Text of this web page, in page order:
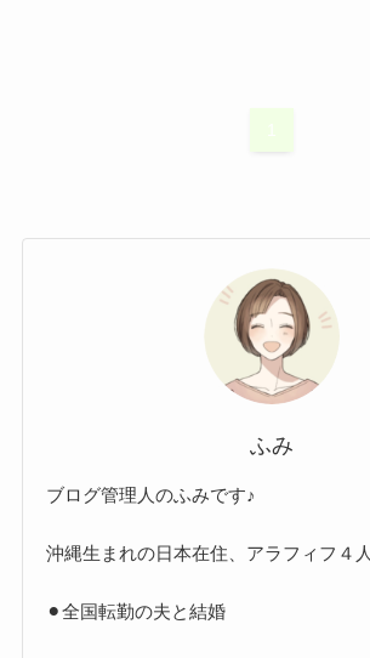
1
ふみ
ブログ管理人のふみです♪
沖縄生まれの日本在住、アラフィフ４人
⚫︎全国転勤の夫と結婚